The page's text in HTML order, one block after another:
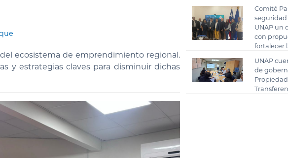
ecosistema de emprendimiento regional.
y estrategias claves para disminuir dichas
Comité
UNAP un
con
fortalecer
UNAP
de